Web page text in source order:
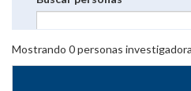
Mostrando 0personas